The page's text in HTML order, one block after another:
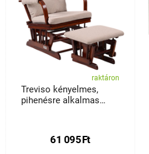
raktáron
Treviso kényelmes,
pihenésre alkalmas
61 095Ft